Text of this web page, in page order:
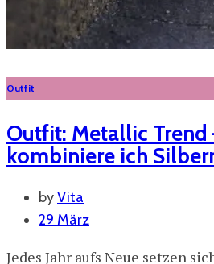
Outfit
Outfit: Metallic Trend
kombiniere ich
byVita
29 März
Jedes Jahr aufs Neue setzen